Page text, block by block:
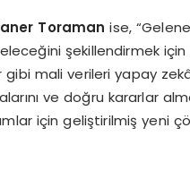
Toramanise,
şekillendirmek için
mali verileri yapay
ve doğru kararlar
için geliştirilmiş yeni